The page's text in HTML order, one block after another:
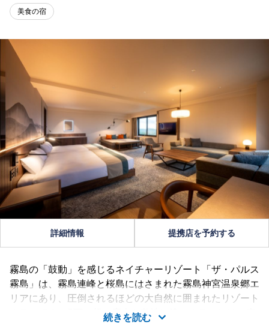
美食の宿
詳細情報 提携店を予約する
霧島の「鼓動」を感じるネイチャーリゾート「ザ・パルス
霧島」は、霧島連峰と桜島にはさまれた霧島神宮温泉郷エ
リアにあり、圧倒されるほどの大自然に囲まれたリゾート
ホテルです。5万㎡超の広大な敷地に建つホテルには、爽
やかな空気を感じながらくつろげる温泉のほか、厳選した
続きを読む